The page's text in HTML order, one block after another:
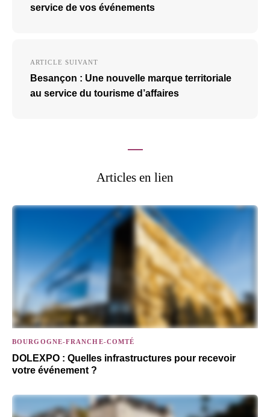
l’article
service de vos événements
ARTICLE SUIVANT
Besançon : Une nouvelle marque territoriale
au service du tourisme d’affaires
Articles en lien
BOURGOGNE-FRANCHE-COMTÉ
DOLEXPO : Quelles infrastructures pour recevoir
votre événement ?